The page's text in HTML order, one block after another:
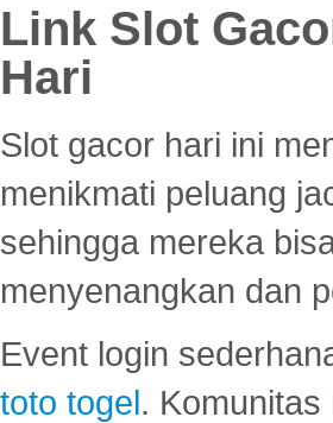
Link Slot
Hari
Slot gacor hari ini
menikmati peluang
sehingga mereka
menyenangkan dan
Event login
toto togel.